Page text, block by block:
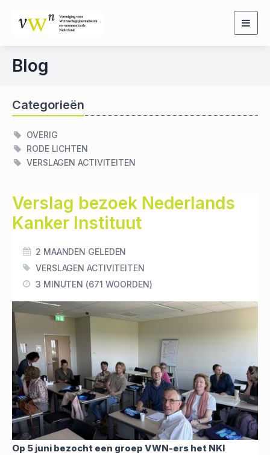
Blog
Categorieën
OVERIG
RODE LICHTEN
VERSLAGEN ACTIVITEITEN
Verslag bezoek Nederlands
Kanker Instituut
2 MAANDEN GELEDEN
VERSLAGEN ACTIVITEITEN
3 MINUTEN (671 WOORDEN)
Op 5 juni bezocht een groep VWN-ers het NKI